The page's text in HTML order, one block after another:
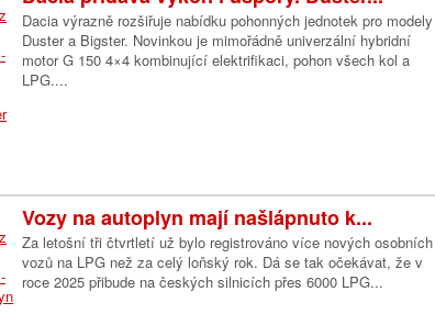
Dacia výrazně rozšiřuje nabídku pohonných jednotek pro modely
Duster a Bigster. Novinkou je mimořádně univerzální hybridní
motor G 150 4×4 kombinující elektrifikaci, pohon všech kol a
LPG....
Vozy na autoplyn mají našlápnuto k...
Za letošní tři čtvrtletí už bylo registrováno více nových osobních
vozů na LPG než za celý loňský rok. Dá se tak očekávat, že v
roce 2025 přibude na českých silnicích přes 6000 LPG...